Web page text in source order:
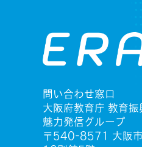
問い合わせ窓口
大阪府教育庁 教育振
魅力発信グループ
〒540-8571 大阪